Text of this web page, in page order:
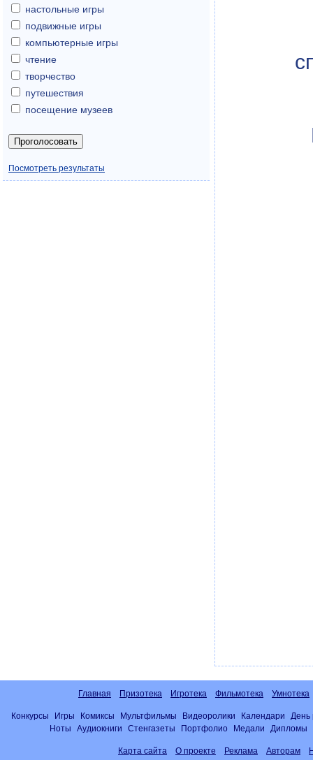
настольные игры
подвижные игры
компьютерные игры
чтение
творчество
путешествия
посещение музеев
Посмотреть результаты
Главная Призотека Игротека Фильмотека Умнотека
Конкурсы Игры Комиксы Мультфильмы Видеоролики Календари
День
Ноты
Аудиокниги Стенгазеты Портфолио Медали Дипломы
Карта сайта О проекте Реклама Авторам